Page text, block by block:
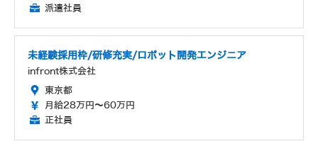
派遣社員
未経験採用枠/研修充実/ロボット開発エンジニア
infront株式会社
東京都
月給28万円～60万円
正社員